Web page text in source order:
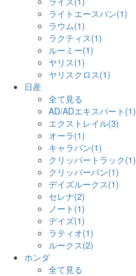
ライトエースバン(1)
ラウム(1)
ラクティス(1)
ルーミー(1)
ヤリス(1)
ヤリスクロス(1)
日産
全て見る
AD/ADエキスパート(1)
エクストレイル(3)
オーラ(1)
キャラバン(1)
クリッパートラック(1)
クリッパーバン(1)
デイズルークス(1)
セレナ(2)
ノート(1)
デイズ(1)
ラティオ(1)
ルークス(2)
ホンダ
全て見る